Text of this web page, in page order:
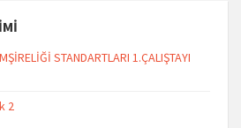
STANDARTLARI 1.ÇALIŞTAYI
2